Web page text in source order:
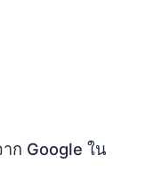
ก Google ใน